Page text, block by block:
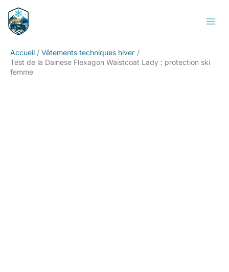
contenu
Accueil
Vêtements techniques hiver
Test de la Dainese Flexagon Waistcoat Lady : protection ski
femme
Rechercher